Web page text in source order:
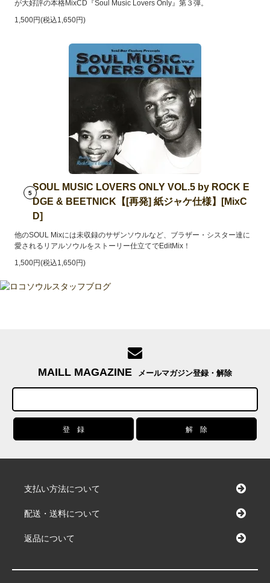
が大好評の本格MixCD『Soul Music Lovers Only』第３弾。
1,500円(税込1,650円)
5
SOUL MUSIC LOVERS ONLY VOL.5 by ROCK E
DGE & BEETNICK【[再発] 紙ジャケ仕様】[MixC
D]
他のSOUL Mixには未収録のサザンソウルなど、ブラザー・シスター達に
愛されるリアルソウルをストーリー仕立てでEditMix！
1,500円(税込1,650円)
MAILL MAGAZINE メールマガジン登録・解除
支払い方法について
配送・送料について
返品について